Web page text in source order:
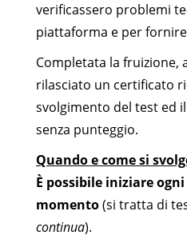
verificassero problemi
piattaforma e per
Completata la fruizione,
rilasciato un certificato
svolgimento del test ed
senza punteggio.
Quando e come si
È possibile iniziare
momento(si tratta di
continua).